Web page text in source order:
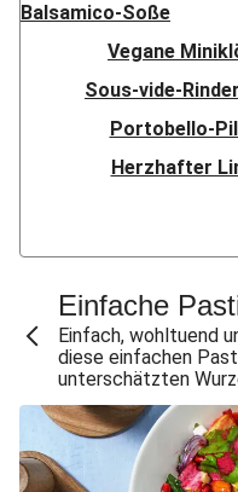
Balsamico-Soße
Vegane
Sous-vide-
Portobello-
Herzhafter
Köstliche
Leckeres
Saftiges
Garnelen auf
Hähnchenstreifen
Einfache
Einfach, wohltuend
diese einfachen
unterschätzten